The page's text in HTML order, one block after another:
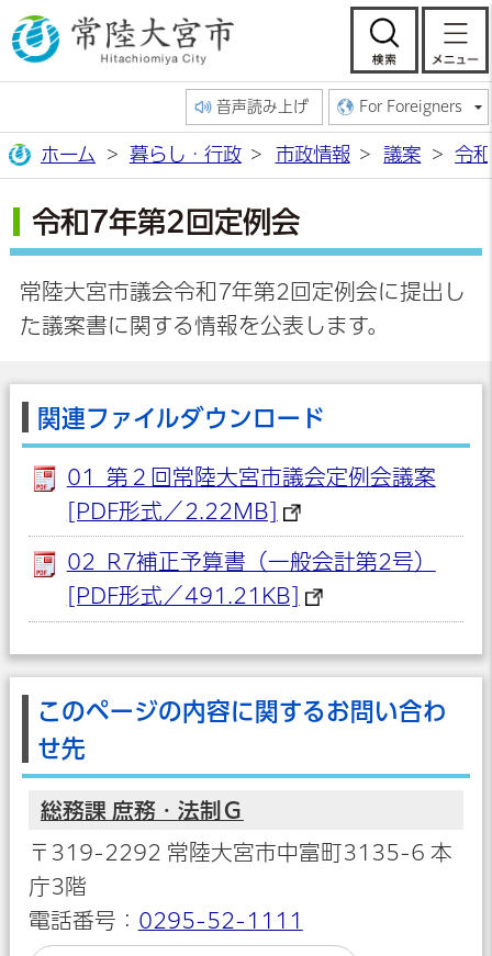
常陸大宮市公
検
音声読み上げ For Foreigners
ホーム 暮らし・行政 市政情報 議案 令
令和7年第2回定例会
常陸大宮市議会令和7年第2回定例会に提出し
た議案書に関する情報を公表します。
関連ファイルダウンロード
01_第２回常陸大宮市議会定例会議案
[PDF形式／2.22MB]
02_R7補正予算書（一般会計第2号）
[PDF形式／491.21KB]
このページの内容に関するお問い合わ
せ先
総務課 庶務・法制Ｇ
〒319-2292 常陸大宮市中富町3135-6 本
庁3階
電話番号： 0295-52-1111